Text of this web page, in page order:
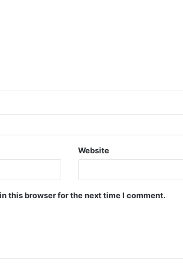
Website
this browser for the next time I comment.